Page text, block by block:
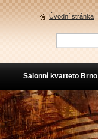
Salonní kvarteto Brno
Úvodní stránka